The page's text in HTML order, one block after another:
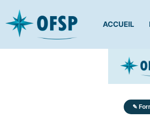
ACCUEIL
✎